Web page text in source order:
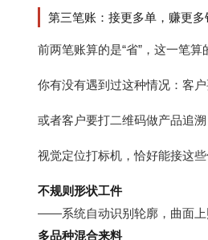
第三笔账：接更多单，赚更多
前两笔账算的是“省”，这一笔算
你有没有遇到过这种情况：客
或者客户要打二维码做产品追
视觉定位打标机，恰好能接这
不规则形状工件
——系统自动识别轮廓，曲面上
多品种混合来料